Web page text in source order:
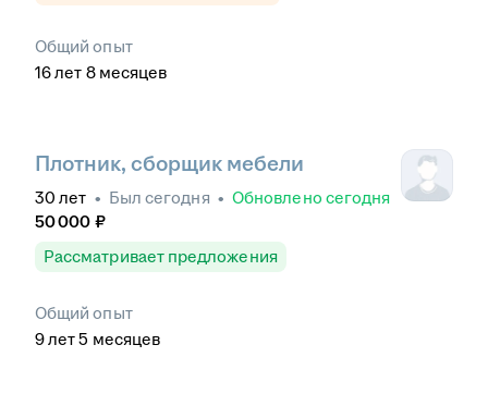
Общий опыт
16лет 8 месяцев
Плотник, сборщик мебели
30 лет • Был сегодня • Обновлено сегодня
50 000 ₽
Рассматривает предложения
Общий опыт
9лет 5 месяцев